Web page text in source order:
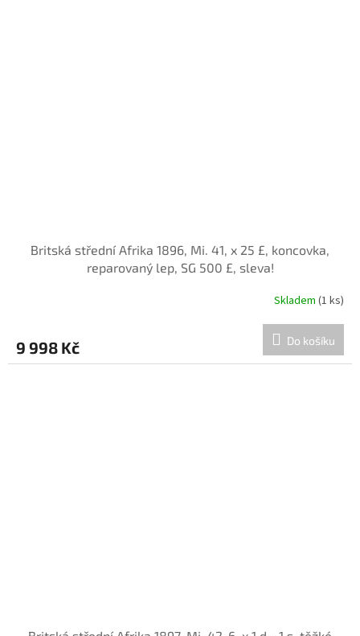
Britská střední Afrika 1896, Mi. 41, x 25 £, koncovka,
reparovaný lep, SG 500 £, sleva!
Skladem (1 ks)
9 998 Kč Do košíku